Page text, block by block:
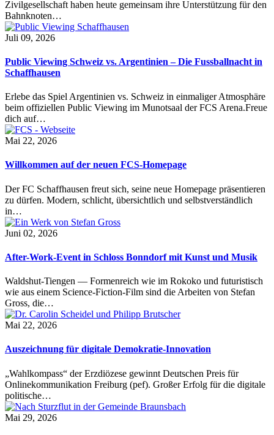
Zivilgesellschaft haben heute gemeinsam ihre Unterstützung für den
Bahnknoten…
Juli 09, 2026
Public Viewing Schweiz vs. Argentinien – Die Fussballnacht in
Schaffhausen
Erlebe das Spiel Argentinien vs. Schweiz in einmaliger Atmosphäre
beim offiziellen Public Viewing im Munotsaal der FCS Arena.Freue
dich auf…
Mai 22, 2026
Willkommen auf der neuen FCS-Homepage
Der FC Schaffhausen freut sich, seine neue Homepage präsentieren
zu dürfen. Modern, schlicht, übersichtlich und selbstverständlich
in…
Juni 02, 2026
After-Work-Event in Schloss Bonndorf mit Kunst und Musik
Waldshut-Tiengen — Formenreich wie im Rokoko und futuristisch
wie aus einem Science-Fiction-Film sind die Arbeiten von Stefan
Gross, die…
Mai 22, 2026
Auszeichnung für digitale Demokratie-Innovation
„Wahlkompass“ der Erzdiözese gewinnt Deutschen Preis für
Onlinekommunikation Freiburg (pef). Großer Erfolg für die digitale
politische…
Mai 29, 2026